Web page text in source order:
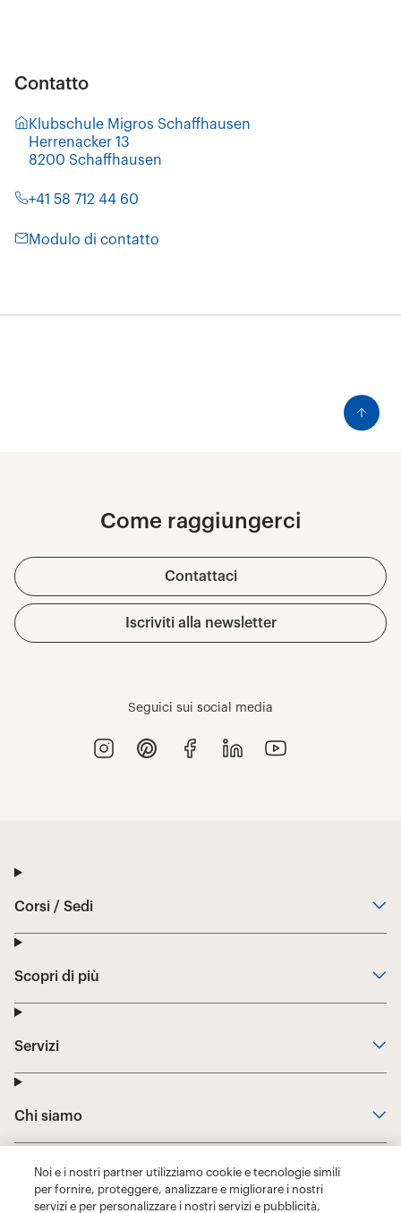
Noi e i nostri partner utilizziamo cookie e tecnologie simili
per fornire, proteggere, analizzare e migliorare i nostri
servizi e per personalizzare i nostri servizi e pubblicità,